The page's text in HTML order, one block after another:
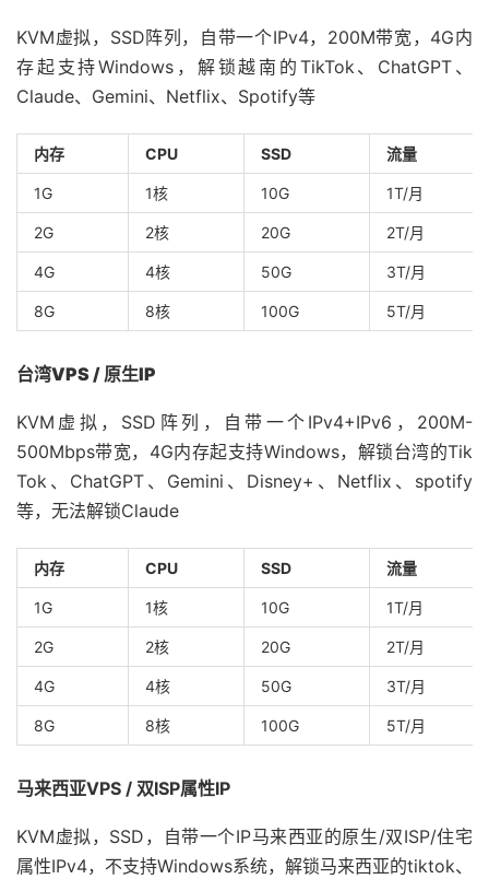
KVM虚拟，SSD阵列，自带一个IPv4，200M带宽，4G内
存起支持Windows，解锁越南的TikTok、ChatGPT、
Claude、Gemini、Netflix、Spotify等
内存 CPU SSD 流量
1G 1核 10G 1T/月
2G 2核 20G 2T/月
4G 4核 50G 3T/月
8G 8核 100G 5T/月
台湾VPS / 原生IP
KVM虚拟，SSD阵列，自带一个IPv4+IPv6，200M-
500Mbps带宽，4G内存起支持Windows，解锁台湾的Tik
Tok、ChatGPT、Gemini、Disney+、Netflix、spotify
等，无法解锁Claude
内存 CPU SSD 流量
1G 1核 10G 1T/月
2G 2核 20G 2T/月
4G 4核 50G 3T/月
8G 8核 100G 5T/月
马来西亚VPS / 双ISP属性IP
KVM虚拟，SSD，自带一个IP马来西亚的原生/双ISP/住宅
属性IPv4，不支持Windows系统，解锁马来西亚的tiktok、